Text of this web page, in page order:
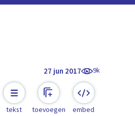
27 jun 2017 9k
tekst toevoegen embed